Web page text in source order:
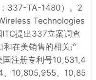
337-TA-1480）。2
Technologies
提出337立案调查
和在美销售的相关产
注册专利号10,531,4
10,805,955、10,85